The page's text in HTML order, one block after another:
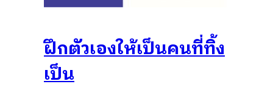
ฝึกตัวเองให้เป็นคนที่ทิ้ง
เป็น